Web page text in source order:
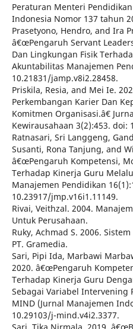
Peraturan Menteri
Indonesia Nomor 137 tahun
Prasetyono, Hendro, and Ira
â€œPengaruh Servant
Dan Lingkungan Fisik
Akuntabilitas Manajemen
10.21831/jamp.v8i2.28458.
Priskila, Resia, and Mei Ie.
Perkembangan Karier Dan
Komitmen Organisasi.â€
Kewirausahaan 3(2):453. doi:
Ratnasari, Sri Langgeng,
Susanti, Rona Tanjung, and
â€œPengaruh Kompetensi,
Terhadap Kinerja Guru
Manajemen Pendidikan
10.23917/jmp.v16i1.11149.
Rivai, Veithzal. 2004.
Untuk Perusahaan.
Ruky, Achmad S. 2006.
PT. Gramedia.
Sari, Pipi Ida, Marbawi
2020. â€œPengaruh
Terhadap Kinerja Guru
Sebagai Variabel Intervening
MIND (Jurnal Manajemen
10.29103/j-mind.v4i2.3377.